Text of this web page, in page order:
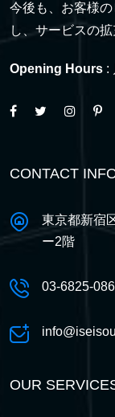
今後も、お客様
し、サービスの
Opening Hours :
CONTACT
東京都新宿
ー2階
03-6825-
OUR